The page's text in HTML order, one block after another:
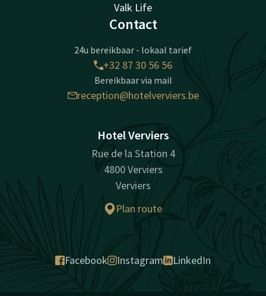
Valk Life
Contact
24u bereikbaar - lokaal tarief
+32 87 30 56 56
Bereikbaar via mail
reception@hotelverviers.be
Hotel Verviers
Rue de la Station 4
4800 Verviers
Verviers
Plan route
Facebook Instagram LinkedIn